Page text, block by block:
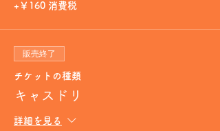
+￥160 消費税
販売終了
チケットの種類
キャスドリ
詳細を見る